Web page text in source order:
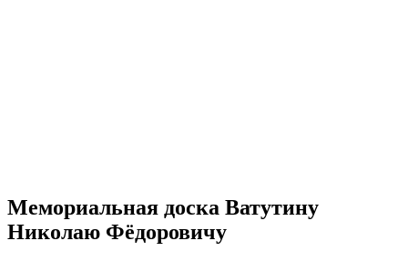
Мемориальная доска Ватутину
Николаю Фёдоровичу